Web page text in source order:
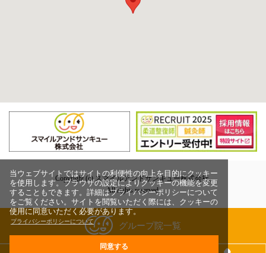
当ウェブサイトではサイトの利便性の向上を目的にクッキー
を使用します。ブラウザの設定によりクッキーの機能を変更
することもできます。詳細はプライバシーポリシーについて
をご覧ください。サイトを閲覧いただく際には、クッキーの
使用に同意いただく必要があります。
プライバシーポリシーについて
同意する
Copyright (c) スマイルアンドサンキュー株式会社,
All rights reserved.
グループ院一覧